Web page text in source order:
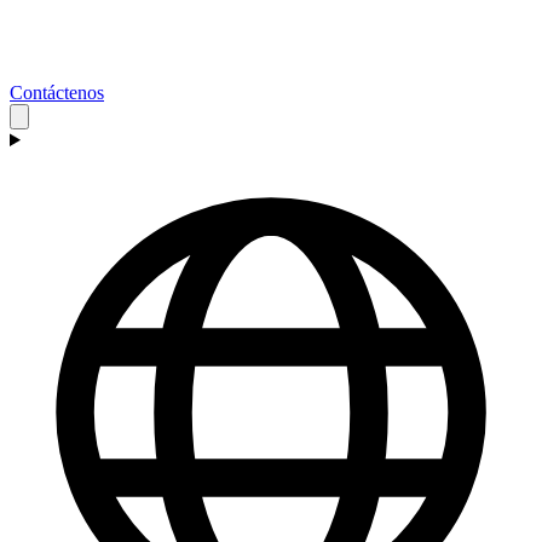
Contáctenos